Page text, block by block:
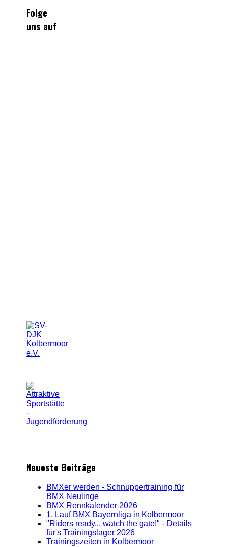
Folge
uns auf
Neueste Beiträge
BMXer werden - Schnuppertraining für
BMX Neulinge
BMX Rennkalender 2026
1. Lauf BMX Bayernliga in Kolbermoor
"Riders ready... watch the gate!" - Details
für's Trainingslager 2026
Trainingszeiten in Kolbermoor